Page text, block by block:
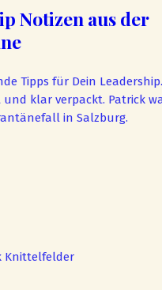
Notizen aus der
Tipps für Dein Leadership.
und klar verpackt. Patrick
in Salzburg.
Knittelfelder